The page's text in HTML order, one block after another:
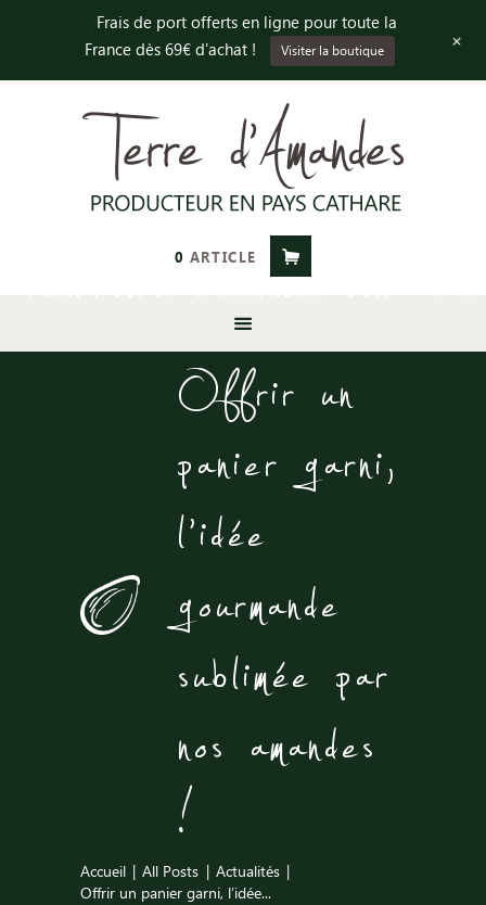
0 ARTICLE
Offrir un
panier garni,
l’idée
gourmande
sublimée par
nos amandes
!
Accueil All Posts
Actualités
Offrir un panier garni, l’idée...
Frais de port offerts en ligne pour toute la
France dès 69€ d'achat !
Visiter la boutique +